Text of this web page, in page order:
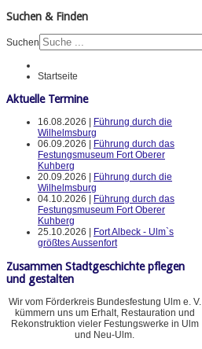
Suchen & Finden
Suchen
Startseite
Aktuelle Termine
16.08.2026 |
Führung durch die
Wilhelmsburg
06.09.2026 |
Führung durch das
Festungsmuseum Fort Oberer
Kuhberg
20.09.2026 |
Führung durch die
Wilhelmsburg
04.10.2026 |
Führung durch das
Festungsmuseum Fort Oberer
Kuhberg
25.10.2026 |
Fort Albeck - Ulm`s
größtes Aussenfort
Zusammen Stadtgeschichte pflegen
und gestalten
Wir vom Förderkreis Bundesfestung Ulm e. V.
kümmern uns um Erhalt, Restauration und
Rekonstruktion vieler Festungswerke in Ulm
und Neu-Ulm.